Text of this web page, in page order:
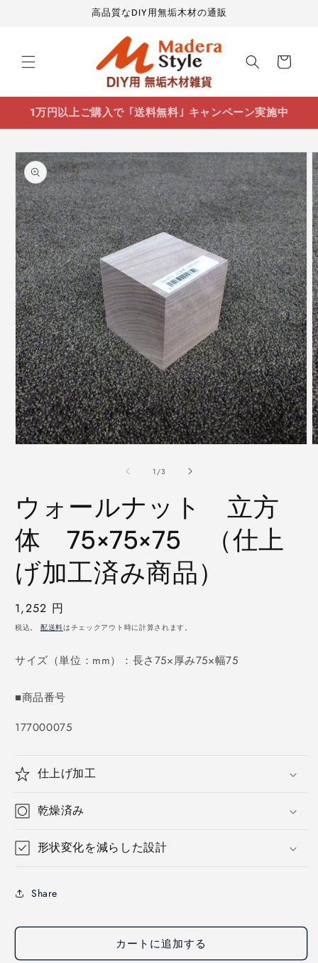
高品質なDIY用無垢木材の通販
ー
1万円以上ご購入で ｢送料無料｣ キャンペーン実施中
商品情
報にス
キップ
で
デ
ィ
ア
(1)
を
開
く
1 /の
3
ウォールナット 立方
体 75×75×75 （仕上
げ加工済み商品）
通
常
格
1,252 円
税込。 配送料はチェックアウト時に計算されます。
サイズ（単位：mm）：長さ75×厚み75×幅75
■商品番号
SKU:
177000075
仕上げ加工
乾燥済み
形状変化を減らした設計
Share
カートに追加する